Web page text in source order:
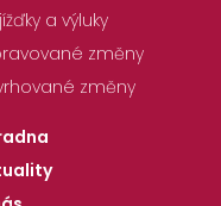
a výluky
změny
změny